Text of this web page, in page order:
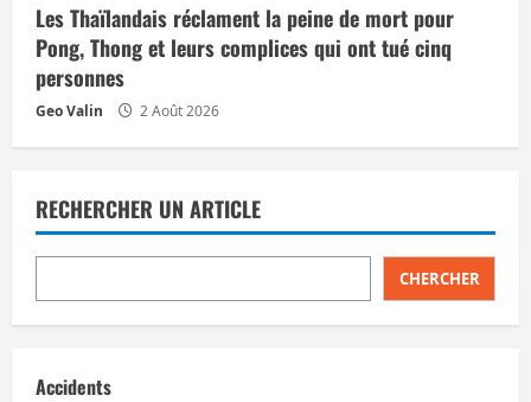
Les Thaïlandais réclament la peine de mort pour
Pong, Thong et leurs complices qui ont tué cinq
personnes
Geo Valin 2 Août 2026
RECHERCHER UN ARTICLE
CHERCHER
Accidents